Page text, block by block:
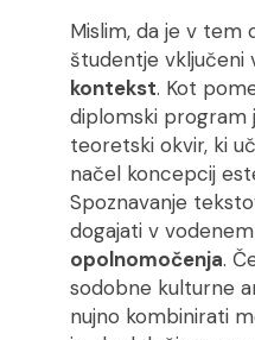
Mislim, da je v tem
študentje vključeni
kontekst. Kot
diplomski program
teoretski okvir, ki
načel koncepcij
Spoznavanje
dogajati v
opolnomočenja.
sodobne kulturne
nujno kombinirati